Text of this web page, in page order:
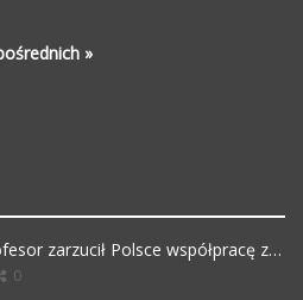
»
zarzucił Polsce współpracę z…
0